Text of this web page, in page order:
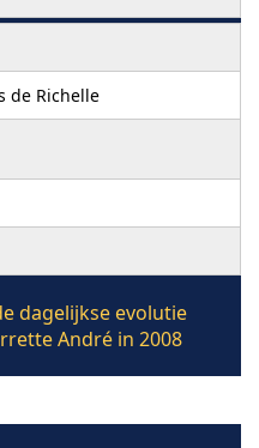
de Richelle
dagelijkse evolutie
André in 2008